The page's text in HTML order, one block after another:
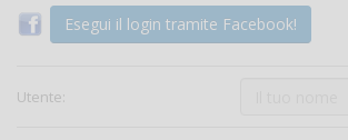
Esegui il login tramite Facebook!
Utente: